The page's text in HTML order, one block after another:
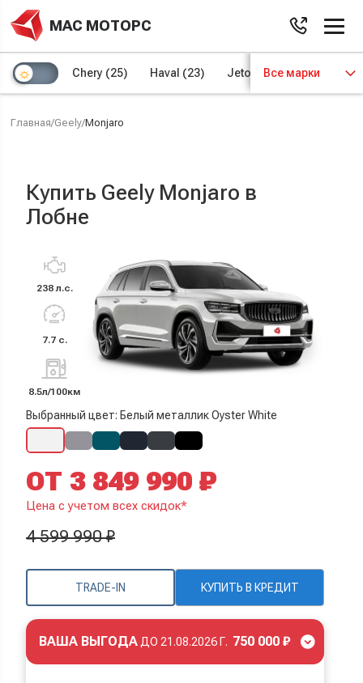
МАС МОТОРС
Chery (25) Haval (23) Jetour (8) Kaiyi (4)
Все марки
Главная/Geely/Monjaro
Купить Geely Monjaro в
Лобне
238 л.с.
7.7 с.
8.5л/100км
Выбранный цвет: Белый металлик Oyster White
TRADE-IN КУПИТЬ В КРЕДИТ
ОТ 3 849 990 ₽
Цена с учетом всех скидок*
4 599 990 ₽
ВАША ВЫГОДА ДО 21.08.2026 Г. 750 000 ₽